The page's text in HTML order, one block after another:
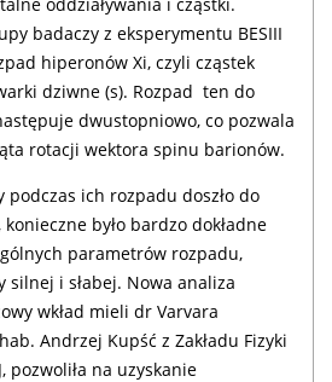
badaczy z eksperymentu BESIII
hiperonów Xi, czyli cząstek
dziwne (s). Rozpad ten do
dwustopniowo, co pozwala
rotacji wektora spinu barionów.
podczas ich rozpadu doszło do
było bardzo dokładne
parametrów rozpadu,
silnej i słabej. Nowa analiza
wkład mieli dr Varvara
Andrzej Kupść z Zakładu Fizyki
pozwoliła na uzyskanie